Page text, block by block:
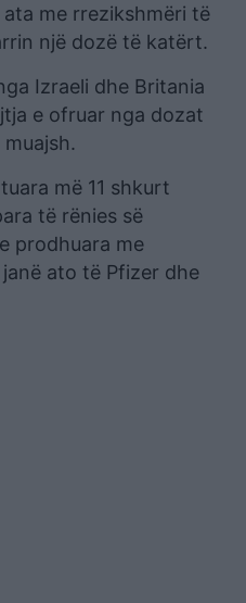
me rrezikshmëri të
një dozë të katërt.
Izraeli dhe Britania
e ofruar nga dozat
më 11 shkurt
të rënies së
prodhuara me
ato të Pfizer dhe